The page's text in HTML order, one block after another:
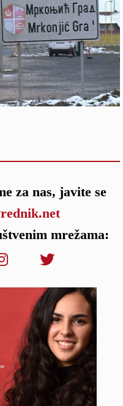
za nas, javite se
mrežama: